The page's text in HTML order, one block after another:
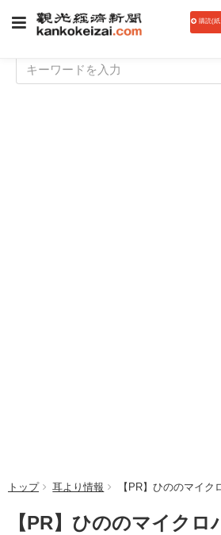
購読(
トップ 耳より情報 【PR】ひののマイク
【PR】ひののマイクロ